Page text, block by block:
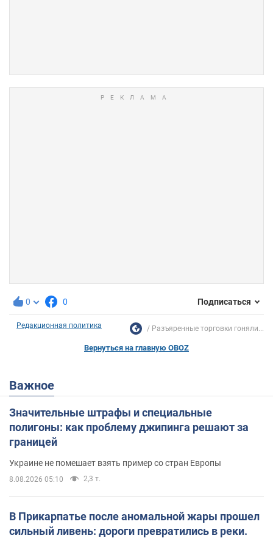
0 0 Подписаться
Редакционная политика Разъяренные торговки гоняли...
Вернуться на главную OBOZ
Важное
Значительные штрафы и специальные
полигоны: как проблему джипинга решают за
границей
Украине не помешает взять пример со стран Европы
8.08.2026 05:10 2,3 т.
В Прикарпатье после аномальной жары прошел
сильный ливень: дороги превратились в реки.